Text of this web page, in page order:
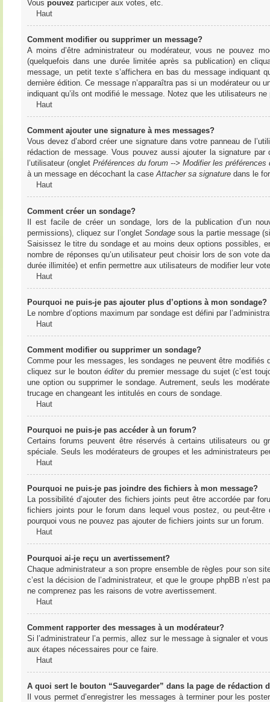
Vous pouvez participer aux votes, etc.
Haut
Comment modifier ou supprimer un message?
A moins d’être administrateur ou modérateur, vous ne pouvez
(quelquefois dans une durée limitée après sa publication) en
message, un petit texte s’affichera en bas du message indiquant
dernière édition. Ce message n’apparaîtra pas si un modérateur
indiquant qu’ils ont modifié le message. Notez que les utilisateurs
Haut
Comment ajouter une signature à mes messages?
Vous devez d’abord créer une signature dans votre panneau de
rédaction de message. Vous pouvez aussi ajouter la signature
l’utilisateur (onglet Préférences du forum --> Modifier les préférences
à un message en décochant la caseAttacher sa signaturedans le
Haut
Comment créer un sondage?
Il est facile de créer un sondage, lors de la publication d’un
permissions), cliquez sur l’onglet Sondagesous la partie message
Saisissez le titre du sondage et au moins deux options possibles,
nombre de réponses qu’un utilisateur peut choisir lors de son vote
durée illimitée) et enfin permettre aux utilisateurs de modifier leur
Haut
Pourquoi ne puis-je pas ajouter plus d’options à mon sondage?
Le nombre d’options maximum par sondage est défini par
Haut
Comment modifier ou supprimer un sondage?
Comme pour les messages, les sondages ne peuvent être modifiés
cliquez sur le bouton éditerdu premier message du sujet (c’est
une option ou supprimer le sondage. Autrement, seuls les
trucage en changeant les intitulés en cours de sondage.
Haut
Pourquoi ne puis-je pas accéder à un forum?
Certains forums peuvent être réservés à certains utilisateurs ou
spéciale. Seuls les modérateurs de groupes et les administrateurs
Haut
Pourquoi ne puis-je pas joindre des fichiers à mon message?
La possibilité d’ajouter des fichiers joints peut être accordée par
fichiers joints pour le forum dans lequel vous postez, ou peut-
pourquoi vous ne pouvez pas ajouter de fichiers joints sur un forum.
Haut
Pourquoi ai-je reçu un avertissement?
Chaque administrateur a son propre ensemble de règles pour son
c’est la décision de l’administrateur, et que le groupe phpBB n’est
ne comprenez pas les raisons de votre avertissement.
Haut
Comment rapporter des messages à un modérateur?
Si l’administrateur l’a permis, allez sur le message à signaler et
aux étapes nécessaires pour ce faire.
Haut
A quoi sert le bouton “Sauvegarder” dans la page de rédaction
Il vous permet d’enregistrer les messages à terminer pour les